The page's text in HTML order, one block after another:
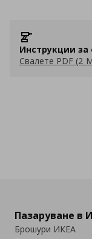
Инструкции за
Свалете PDF (2
Пазаруване в
Брошури ИКЕА